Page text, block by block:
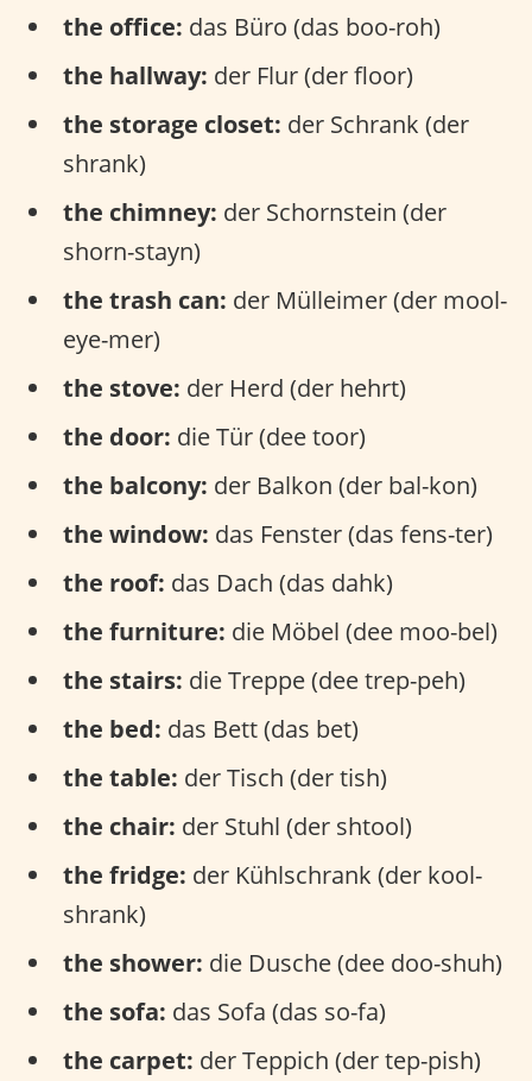
the office: das Büro (das boo-roh)
the hallway: der Flur (der floor)
the storage closet: der Schrank (der
shrank)
the chimney: der Schornstein (der
shorn-stayn)
the trash can: der Mülleimer (der mool-
eye-mer)
the stove: der Herd (der hehrt)
the door: die Tür (dee toor)
the balcony: der Balkon (der bal-kon)
the window: das Fenster (das fens-ter)
the roof: das Dach (das dahk)
the furniture: die Möbel (dee moo-bel)
the stairs: die Treppe (dee trep-peh)
the bed: das Bett (das bet)
the table: der Tisch (der tish)
the chair: der Stuhl (der shtool)
the fridge: der Kühlschrank (der kool-
shrank)
the shower: die Dusche (dee doo-shuh)
the sofa: das Sofa (das so-fa)
the carpet: der Teppich (der tep-pish)